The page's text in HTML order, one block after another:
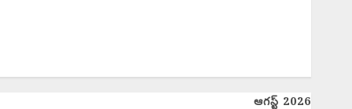
ఆగస్ట్ 2026